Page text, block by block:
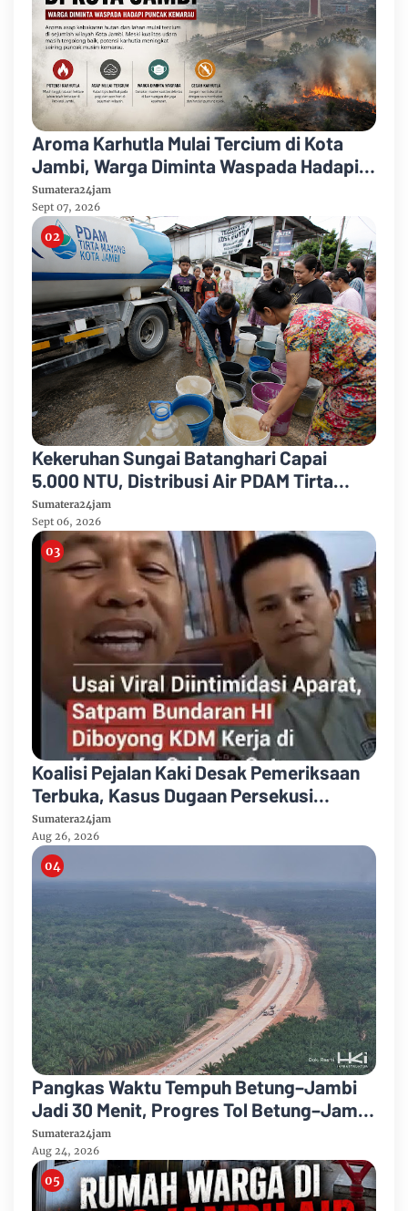
Aroma Karhutla Mulai Tercium di Kota
Jambi, Warga Diminta Waspada Hadapi
Puncak Kemarau
Sumatera24jam
Sept 07, 2026
Kekeruhan Sungai Batanghari Capai
5.000 NTU, Distribusi Air PDAM Tirta
Mayang di Sejumlah Wilayah Terganggu
Sumatera24jam
Sept 06, 2026
Koalisi Pejalan Kaki Desak Pemeriksaan
Terbuka, Kasus Dugaan Persekusi
Satpam Bundaran HI Bergulir ke Ranah
Etik dan Hukum
Sumatera24jam
Aug 26, 2026
Pangkas Waktu Tempuh Betung–Jambi
Jadi 30 Menit, Progres Tol Betung–Jambi
Seksi 1B Ditargetkan Rampung 2027
Sumatera24jam
Aug 24, 2026